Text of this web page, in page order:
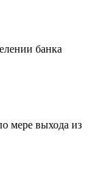
банка
мере выхода из